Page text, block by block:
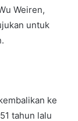
Weiren,
untuk
ke
tahun lalu